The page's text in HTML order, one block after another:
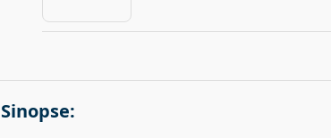
Sinopse: